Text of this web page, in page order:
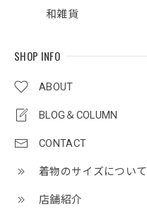
和雑貨
SHOP INFO
ABOUT
BLOG＆COLUMN
CONTACT
着物のサイズについて
店舗紹介